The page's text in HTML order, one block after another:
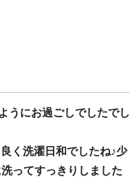
うにお過ごしでしたでし
く洗濯日和でしたね♪少
ってすっきりしました